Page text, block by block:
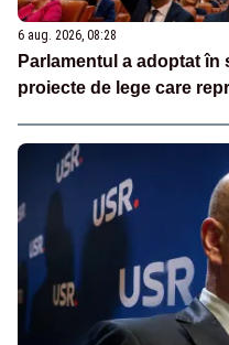
6 aug. 2026, 08:28
Parlamentul a adoptat
proiecte de lege care